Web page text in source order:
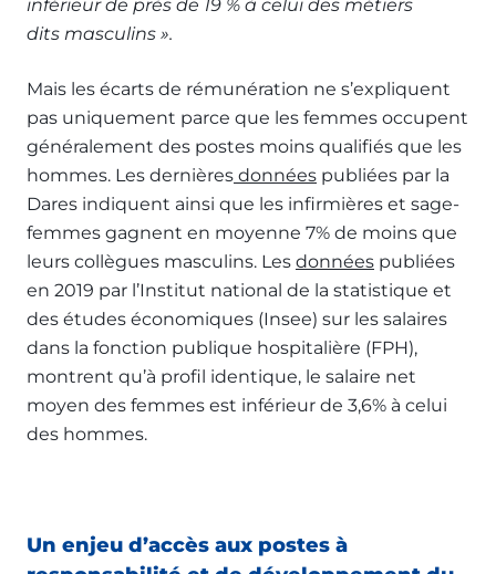
inférieur de près de 19 % à celui des métiers
dits masculins ».
Mais les écarts de rémunération ne s’expliquent
pas uniquement parce que les femmes occupent
généralement des postes moins qualifiés que les
hommes. Les dernières données publiées par la
Dares indiquent ainsi que les infirmières et sage-
femmes gagnent en moyenne 7% de moins que
leurs collègues masculins. Les données publiées
en 2019 par l’Institut national de la statistique et
des études économiques (Insee) sur les salaires
dans la fonction publique hospitalière (FPH),
montrent qu’à profil identique, le salaire net
moyen des femmes est inférieur de 3,6% à celui
des hommes.
Un enjeu d’accès aux postes à